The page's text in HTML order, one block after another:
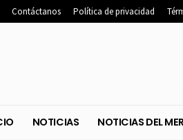
Contáctanos Política de privacidad